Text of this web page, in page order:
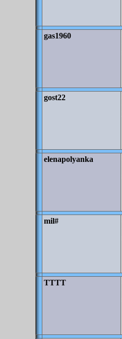
gas1960
gost22
elenapolyanka
mil#
TTTT